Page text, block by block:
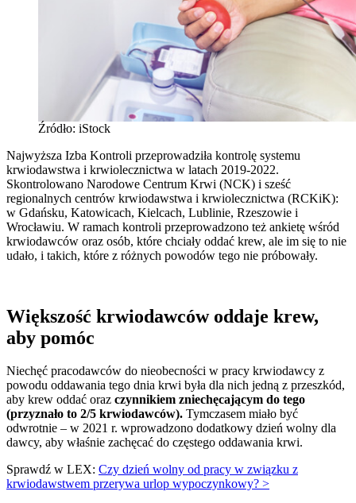
Źródło: iStock
Najwyższa Izba Kontroli przeprowadziła kontrolę systemu
krwiodawstwa i krwiolecznictwa w latach 2019-2022.
Skontrolowano Narodowe Centrum Krwi (NCK) i sześć
regionalnych centrów krwiodawstwa i krwiolecznictwa (RCKiK):
w Gdańsku, Katowicach, Kielcach, Lublinie, Rzeszowie i
Wrocławiu. W ramach kontroli przeprowadzono też ankietę wśród
krwiodawców oraz osób, które chciały oddać krew, ale im się to nie
udało, i takich, które z różnych powodów tego nie próbowały.
Większość krwiodawców oddaje krew,
aby pomóc
Niechęć pracodawców do nieobecności w pracy krwiodawcy z
powodu oddawania tego dnia krwi była dla nich jedną z przeszkód,
aby krew oddać oraz czynnikiem zniechęcającym do tego
(przyznało to 2/5 krwiodawców). Tymczasem miało być
odwrotnie – w 2021 r. wprowadzono dodatkowy dzień wolny dla
dawcy, aby właśnie zachęcać do częstego oddawania krwi.
Sprawdź w LEX: Czy dzień wolny od pracy w związku z
krwiodawstwem przerywa urlop wypoczynkowy? >